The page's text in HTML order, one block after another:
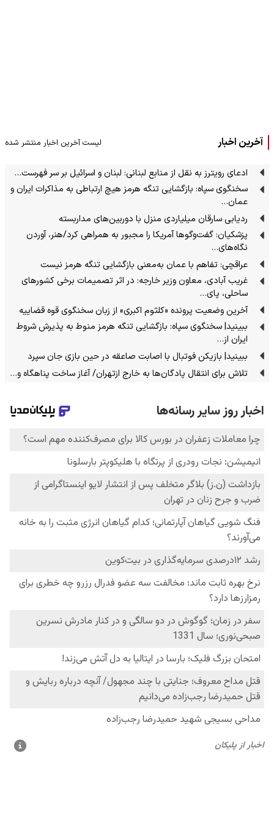
آخرین اخبار لیست آخرین اخبار منتشر شده
ادعای رویترز به نقل از منابع لبنانی: لبنان و اسرائیل بر سر فهرست…
سخنگوی سپاه: بازگشایی تنگه هرمز هیچ ارتباطی به مذاکرات ایران و
عمان…
ردیابی سارقان میلیاردی منزل با دوربین‌های مداربسته
پزشکیان: گفت‌وگوها آمریکا را مجبور به همراهی کرد/هنر، آوردن
نگاه‌های…
عراقچی: تفاهم با عمان به‌معنی بازگشایی تنگه هرمز نیست
غریب آبادی، معاون وزیر خارجه: در اثر تصمیمات برخی کشورهای
ساحلی، پای…
آخرین وضعیت پرونده «کلثوم اکبری» از زبان سخنگوی قوه قضاییه
ببینید| سخنگوی سپاه: بازگشایی تنگه هرمز منوط به پذیرش شروط
ایران از…
ببینید| بازیکن فوتبال با اصابت صاعقه در حین بازی جان سپرد
تلاش برای انتقال پادگان‌ها به خارج ازتهران/ آغاز ساخت پناهگاه و…